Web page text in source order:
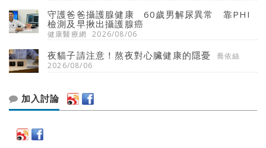
守護爸爸攝護腺健康 60歲男解尿異常 靠PHI
檢測及早揪出攝護腺癌
健康醫療網 2026/08/06
夜貓子請注意！熬夜對心臟健康的隱憂
喬依絲
2026/08/06
加入討論